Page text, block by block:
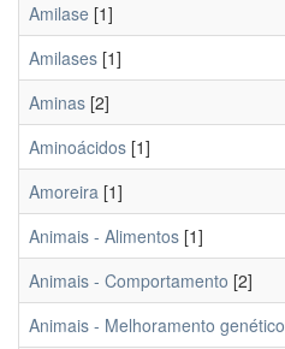
Amilase [1]
Amilases [1]
Aminas [2]
Aminoácidos [1]
Amoreira [1]
Animais - Alimentos [1]
Animais - Comportamento [2]
Animais - Melhoramento genético